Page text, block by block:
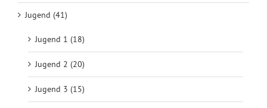
Jugend (41)
Jugend 1 (18)
Jugend 2 (20)
Jugend 3 (15)